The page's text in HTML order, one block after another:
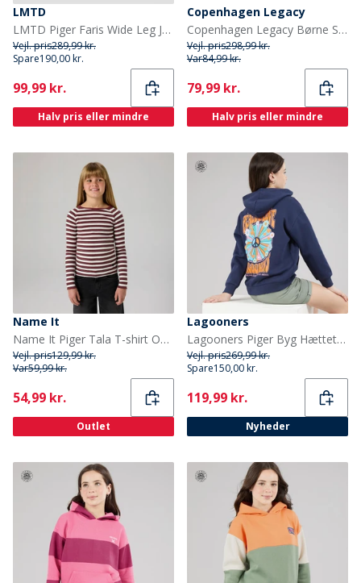
LMTD
LMTD Piger Faris Wide Leg Joggers Chocolate Brown
Vejl. pris289,99 kr.
Spare190,00 kr.
Current
99,99 kr.
Halv pris eller mindre
Copenhagen Legacy
Copenhagen Legacy Børne Sweatshirt Grå Melange
Vejl. pris298,99 kr.
Var84,99 kr.
Current
79,99 kr.
Halv pris eller mindre
Name It
Name It Piger Tala T-shirt Oxblood Red
Vejl. pris129,99 kr.
Var59,99 kr.
Current
54,99 kr.
Outlet
Lagooners
Lagooners Piger Byg Hættetrøje Navy
Vejl. pris269,99 kr.
Spare150,00 kr.
Current
119,99 kr.
Nyheder